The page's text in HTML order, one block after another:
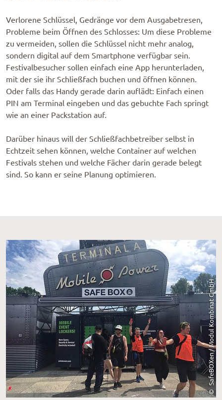
Verlorene Schlüssel, Gedränge vor dem Ausgabetresen,
Probleme beim Öffnen des Schlosses: Um diese Probleme
zu vermeiden, sollen die Schlüssel nicht mehr analog,
sondern digital auf dem Smartphone verfügbar sein.
Festivalbesucher sollen einfach eine App herunterladen,
mit der sie ihr Schließfach buchen und öffnen können.
Oder falls das Handy gerade darin auflädt: Einfach einen
PIN am Terminal eingeben und das gebuchte Fach springt
wie an einer Packstation auf.
Darüber hinaus will der Schließfachbetreiber selbst in
Echtzeit sehen können, welche Container auf welchen
Festivals stehen und welche Fächer darin gerade belegt
sind. So kann er seine Planung optimieren.